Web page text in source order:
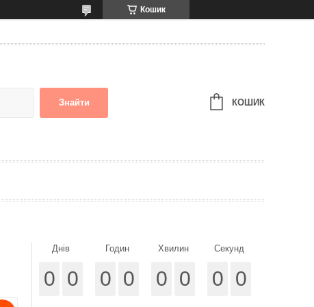
Кошик
Знайти КОШИК
Днів
0 0
Годин
0 0
Хвилин
0 0
Секунд
0 0